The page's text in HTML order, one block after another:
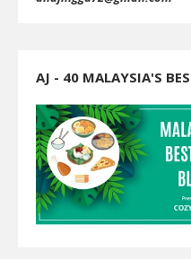
AJ - 40 MALAYSIA'S